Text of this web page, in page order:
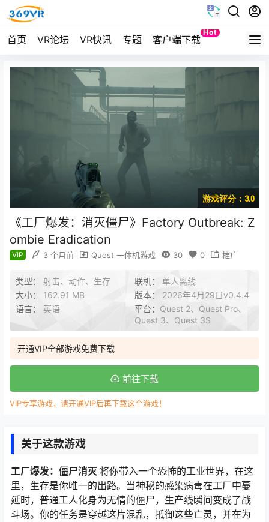
首页 VR论坛 VR快讯 专题 客户端下载
Hot
Quest
游戏评分：3.0
《工厂爆发：消灭僵尸》Factory Outbreak: Z
ombie Eradication
VIP 3 个月前 Quest 一体机游戏 30 0 推广
类型： 射击、动作、生存 联机： 单人离线
大小： 162.91 MB 版本： 2026年4月29日v0.4.4
语言： 英语 平台： Quest 2、Quest Pro、
Quest 3、Quest 3S
开通VIP全部游戏免费下载
前往下载
VIP专享游戏，请开通VIP后再下载这个游戏！
关于这款游戏
工厂爆发：僵尸消灭 将你带入一个恐怖的工业世界，在这
里，生存是你唯一的出路。当神秘的感染病毒在工厂中蔓
延时，普通工人化身为无情的僵尸，生产线瞬间变成了战
斗场。你的任务是穿越这片混乱，抵御这些亡灵，并在为